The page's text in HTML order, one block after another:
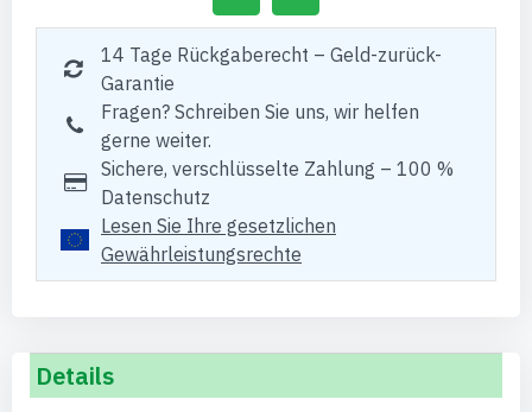
14 Tage Rückgaberecht – Geld-zurück-
Garantie
Fragen? Schreiben Sie uns, wir helfen
gerne weiter.
Sichere, verschlüsselte Zahlung – 100 %
Datenschutz
Lesen Sie Ihre gesetzlichen
Gewährleistungsrechte
Details